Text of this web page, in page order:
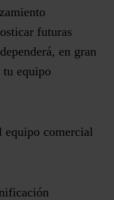
futuras
en gran
tu equipo
equipo comercial